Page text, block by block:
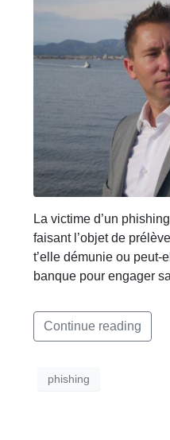
La victime d’un
faisant l’objet de
t’elle démunie ou peut-
banque pour engager
Continue reading
phishing